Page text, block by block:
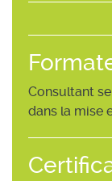
Consultant
dans la mise